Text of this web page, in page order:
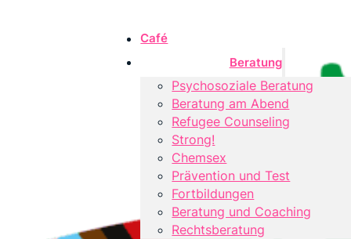
Café
Beratung
Psychosoziale Beratung
Beratung am Abend
Refugee Counseling
Strong!
Chemsex
Prävention und Test
Fortbildungen
Beratung und Coaching
Rechtsberatung